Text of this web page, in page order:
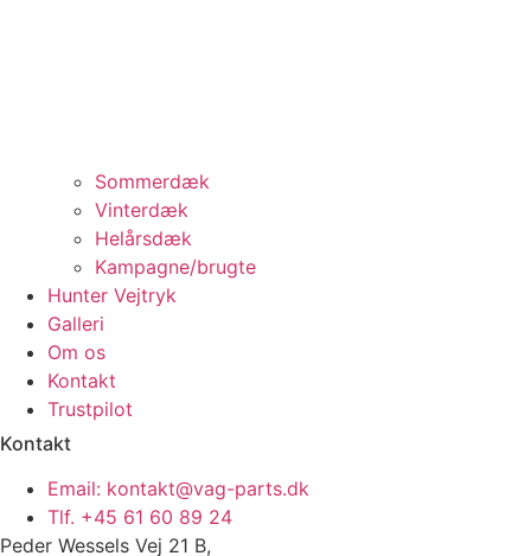
Sommerdæk
Vinterdæk
Helårsdæk
Kampagne/brugte
Hunter Vejtryk
Galleri
Om os
Kontakt
Trustpilot
Kontakt
Email: kontakt@vag-parts.dk
Tlf. +45 61 60 89 24
Peder Wessels Vej 21 B,